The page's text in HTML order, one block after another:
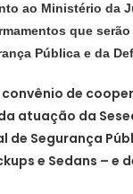
ao Ministério da
que
Pública e da
de
atuação da
Segurança
e Sedans – e